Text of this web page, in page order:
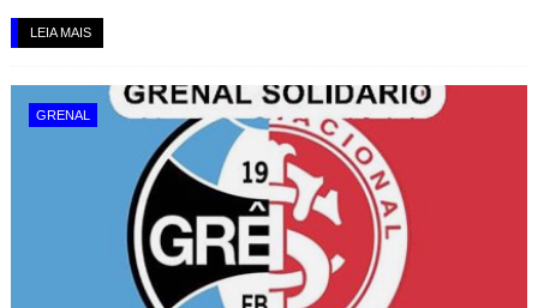
LEIA MAIS
GRENAL